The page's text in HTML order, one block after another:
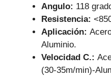
Angulo: 118
Resistencia:
Aplicación:
Aluminio.
Velocidad C.:
(30-35m/min)-